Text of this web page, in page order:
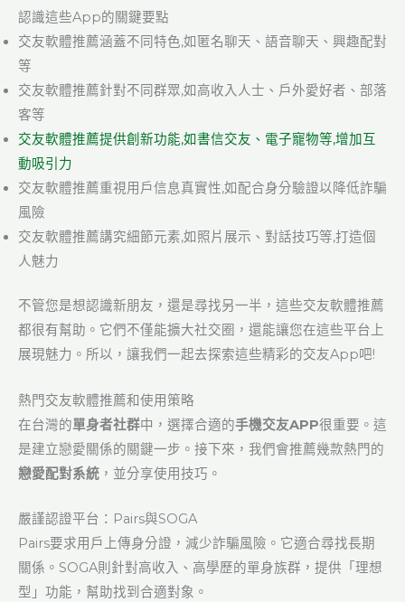
認識這些App的關鍵要點
交友軟體推薦涵蓋不同特色,如匿名聊天、語音聊天、興趣配對
等
交友軟體推薦針對不同群眾,如高收入人士、戶外愛好者、部落
客等
交友軟體推薦提供創新功能,如書信交友、電子寵物等,增加互
動吸引力
交友軟體推薦重視用戶信息真實性,如配合身分驗證以降低詐騙
風險
交友軟體推薦講究細節元素,如照片展示、對話技巧等,打造個
人魅力
不管您是想認識新朋友，還是尋找另一半，這些交友軟體推薦
都很有幫助。它們不僅能擴大社交圈，還能讓您在這些平台上
展現魅力。所以，讓我們一起去探索這些精彩的交友App吧!
熱門交友軟體推薦和使用策略
在台灣的單身者社群中，選擇合適的手機交友APP很重要。這
是建立戀愛關係的關鍵一步。接下來，我們會推薦幾款熱門的
戀愛配對系統 ，並分享使用技巧。
嚴謹認證平台：Pairs與SOGA
Pairs要求用戶上傳身分證，減少詐騙風險。它適合尋找長期
關係。SOGA則針對高收入、高學歷的單身族群，提供「理想
型」功能，幫助找到合適對象。